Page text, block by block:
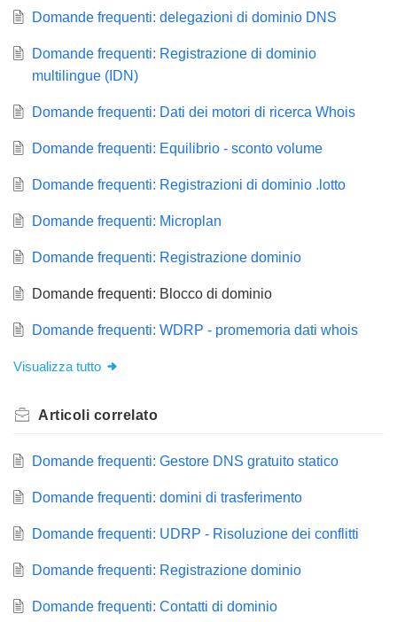
Domande frequenti: delegazioni di dominio DNS
Domande frequenti: Registrazione di dominio
multilingue (IDN)
Domande frequenti: Dati dei motori di ricerca Whois
Domande frequenti: Equilibrio - sconto volume
Domande frequenti: Registrazioni di dominio .lotto
Domande frequenti: Microplan
Domande frequenti: Registrazione dominio
Domande frequenti: Blocco di dominio
Domande frequenti: WDRP - promemoria dati whois
Visualizza tutto
Articoli correlato
Domande frequenti: Gestore DNS gratuito statico
Domande frequenti: domini di trasferimento
Domande frequenti: UDRP - Risoluzione dei conflitti
Domande frequenti: Registrazione dominio
Domande frequenti: Contatti di dominio